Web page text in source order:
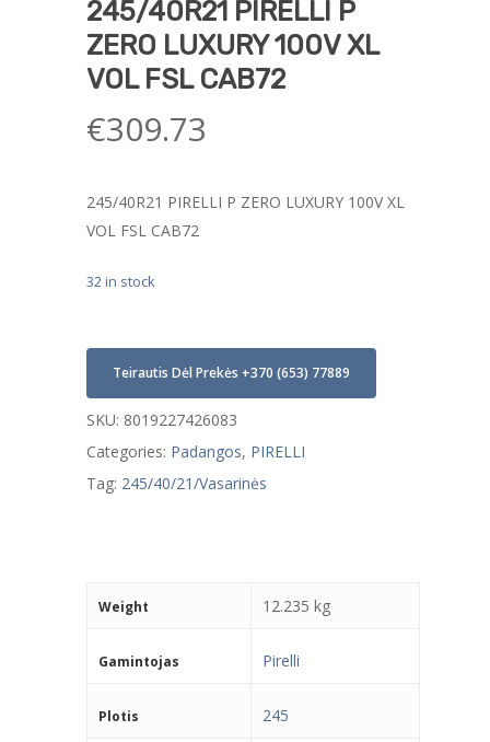
245/40R21 PIRELLI P
ZERO LUXURY 100V XL
VOL FSL CAB72
€309.73
245/40R21 PIRELLI P ZERO LUXURY 100V XL
VOL FSL CAB72
32 in stock
Teirautis Dėl Prekės +370 (653) 77889
SKU: 8019227426083
Categories: Padangos, PIRELLI
Tag: 245/40/21/Vasarinės
Weight 12.235 kg
Gamintojas Pirelli
Plotis 245